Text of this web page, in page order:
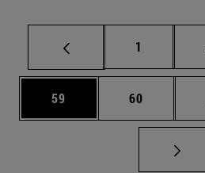
Página
1
Página
59 Página
60